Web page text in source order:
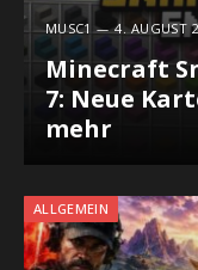
MUSC1 4. AUGUST
Minecraft
7: Neue
mehr
ALLGEMEIN